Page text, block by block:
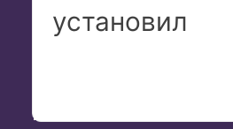
установил